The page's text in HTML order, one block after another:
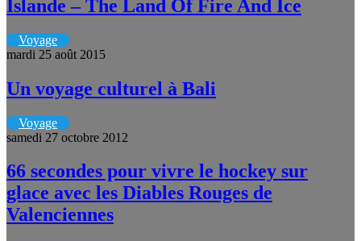
Islande – The Land Of Fire And Ice
Voyage
mardi 25 août 2015
Un voyage culturel à Bali
Voyage
samedi 27 octobre 2012
66 secondes pour vivre le hockey sur
glace avec les Diables Rouges de
Valenciennes